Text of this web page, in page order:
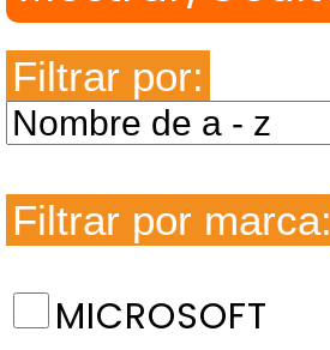
Filtrar por:
Filtrar por marca:
MICROSOFT